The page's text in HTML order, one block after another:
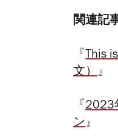
関連記
『 This
文）』
『 2023
ン』